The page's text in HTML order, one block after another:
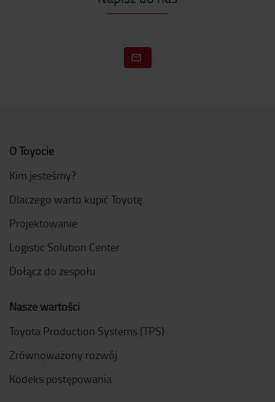
O Toyocie
Kim jesteśmy?
Dlaczego warto kupić Toyotę
Projektowanie
Logistic Solution Center
Dołącz do zespołu
Nasze wartości
Toyota Production Systems (TPS)
Zrównoważony rozwój
Kodeks postępowania